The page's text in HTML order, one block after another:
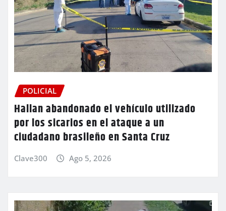
POLICIAL
Hallan abandonado el vehículo utilizado
por los sicarios en el ataque a un
ciudadano brasileño en Santa Cruz
Clave300 Ago 5, 2026